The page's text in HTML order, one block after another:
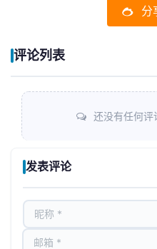
分
评论列表
还没有任何评
发表评论